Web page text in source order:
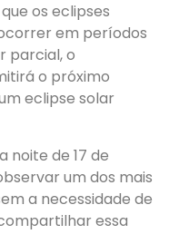
os eclipses
em períodos
parcial, o
o próximo
eclipse solar
noite de 17 de
um dos mais
a necessidade de
essa